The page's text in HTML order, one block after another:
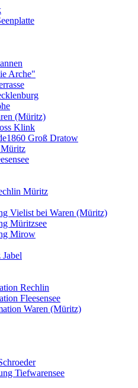
Arche"
(Müritz)
Klink
Groß Dratow
Müritz
Müritz
Vielist bei Waren (Müritz)
Müritzsee
Mirow
Rechlin
Fleesensee
Waren (Müritz)
Tiefwarensee